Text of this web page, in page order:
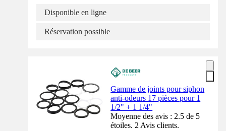
Disponible en ligne
Réservation possible
Gamme de joints pour siphon
anti-odeurs 17 pièces pour 1
1/2" + 1 1/4"
Moyenne des avis : 2.5 de 5
étoiles. 2 Avis clients.